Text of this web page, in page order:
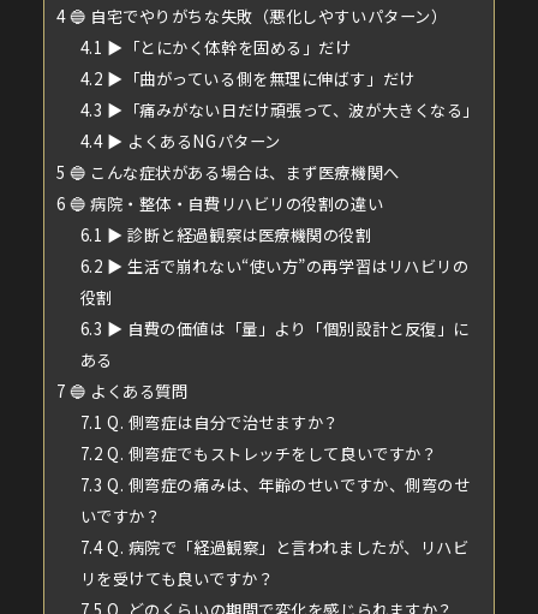
4🔵 自宅でやりがちな失敗（悪化しやすいパターン）
4.1 ▶︎「とにかく体幹を固める」だけ
4.2 ▶︎「曲がっている側を無理に伸ばす」だけ
4.3 ▶︎「痛みがない日だけ頑張って、波が大きくなる」
4.4▶︎ よくあるNGパターン
5 🔵 こんな症状がある場合は、まず医療機関へ
6 🔵 病院・整体・自費リハビリの役割の違い
6.1 ▶︎ 診断と経過観察は医療機関の役割
6.2 ▶︎ 生活で崩れない“使い方”の再学習はリハビリの
役割
6.3 ▶︎ 自費の価値は「量」より「個別設計と反復」に
ある
7 🔵 よくある質問
7.1 Q. 側弯症は自分で治せますか？
7.2 Q. 側弯症でもストレッチをして良いですか？
7.3 Q. 側弯症の痛みは、年齢のせいですか、側弯のせ
いですか？
7.4Q. 病院で「経過観察」と言われましたが、リハビ
リを受けても良いですか？